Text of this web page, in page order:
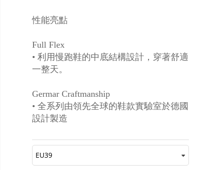
性能亮點
Full Flex
• 利用慢跑鞋的中底結構設計，穿著舒適
一整天。
Germar Craftmanship
• 全系列由領先全球的鞋款實驗室於德國
設計製造